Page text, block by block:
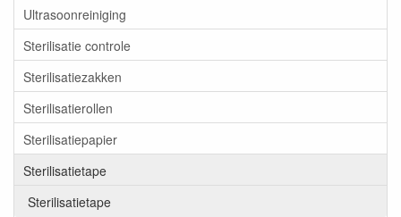
Ultrasoonreiniging
Sterilisatie controle
Sterilisatiezakken
Sterilisatierollen
Sterilisatiepapier
Sterilisatietape
Sterilisatietape